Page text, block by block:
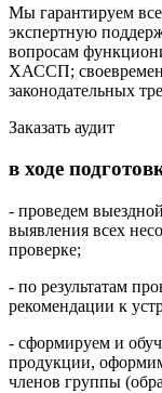
Мы гарантируем
экспертную
вопросам
ХАССП;
законодательных
Заказать аудит
в ходе
- проведем
выявления всех
проверке;
- по результатам
рекомендации к
- сформируем и
продукции,
членов группы